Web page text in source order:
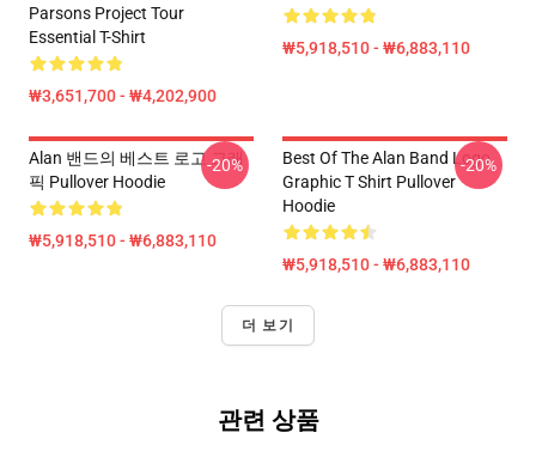
Parsons Project Tour
Essential T-Shirt
₩3,651,700 - ₩4,202,900
₩5,918,510 - ₩6,883,110
Alan 밴드의 베스트 로고 그래
픽 Pullover Hoodie
₩5,918,510 - ₩6,883,110
-20%
Best Of The Alan Band Logo
Graphic T Shirt Pullover
Hoodie
₩5,918,510 - ₩6,883,110
-20%
더 보기
관련 상품